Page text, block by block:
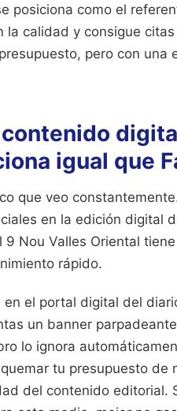
posiciona como el
la calidad y consigue
pero con
igual que
que veo
en la edición digital
9 Nou Valles Oriental
rápido.
en el portal digital del
un banner
lo ignora
tu presupuesto
del contenido editorial.